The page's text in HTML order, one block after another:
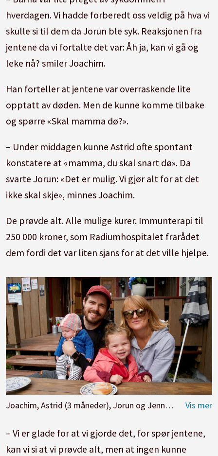
hverdagen. Vi hadde forberedt oss veldig på hva vi
skulle si til dem da Jorun ble syk. Reaksjonen fra
jentene da vi fortalte det var: Åh ja, kan vi gå og
leke nå? smiler Joachim.
Han forteller at jentene var overraskende lite
opptatt av døden. Men de kunne komme tilbake
og spørre «Skal mamma dø?».
– Under middagen kunne Astrid ofte spontant
konstatere at «mamma, du skal snart dø». Da
svarte Jorun: «Det er mulig. Vi gjør alt for at det
ikke skal skje», minnes Joachim.
De prøvde alt. Alle mulige kurer. Immunterapi til
250 000 kroner, som Radiumhospitalet frarådet
dem fordi det var liten sjans for at det ville hjelpe.
Joachim, Astrid (3 måneder), Jorun og Jenny (3) på tur sommeren 2017. Sju måneder etter, på bursdagen sin, fikk Jorun diagnosen livmorhalskreft.
– Vi er glade for at vi gjorde det, for spør jentene,
kan vi si at vi prøvde alt, men at ingen kunne